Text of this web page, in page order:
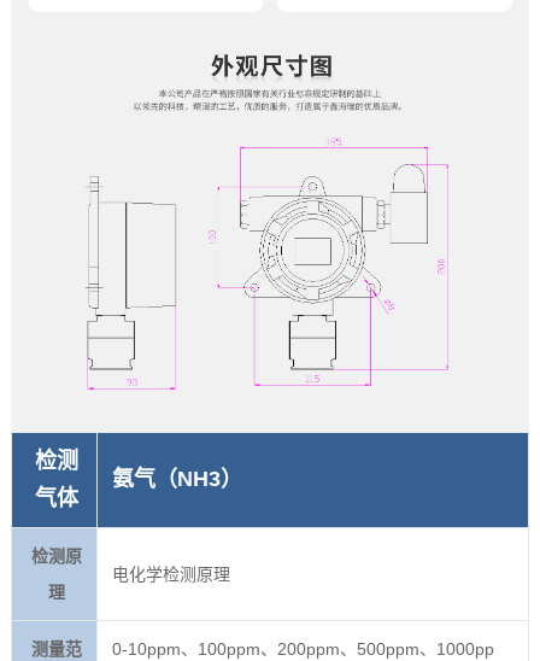
检测
气体
氨气（NH3）
检测原
理
电化学检测原理
测量范
0-10ppm、100ppm、200ppm、500ppm、1000pp